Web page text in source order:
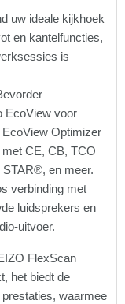
uw ideale kijkhoek
en kantelfuncties,
is
EcoView voor
Optimizer
CE, CB, TCO
en meer.
verbinding met
luidsprekers en
uitvoer.
FlexScan
het biedt de
waarmee